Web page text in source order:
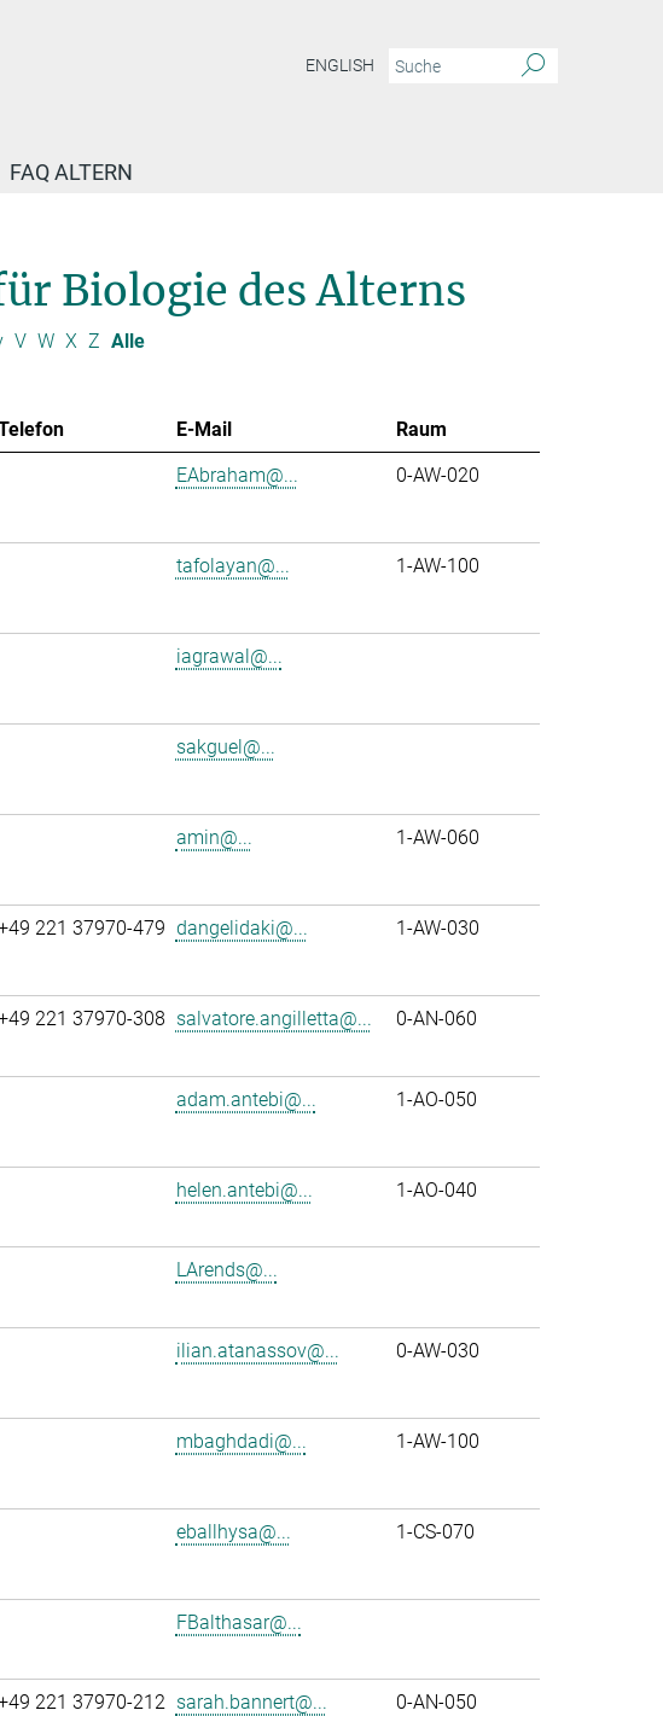
ENGLISH
FAQ ALTERN
Biologie des Alterns
V W X Z Alle
E-Mail
Raum
EAbraham@... 0-AW-020
tafolayan@... 1-AW-100
iagrawal@...
sakguel@...
amin@... 1-AW-060
221 37970-479 dangelidaki@... 1-AW-030
221 37970-308 salvatore.angilletta@... 0-AN-060
adam.antebi@... 1-AO-050
helen.antebi@... 1-AO-040
LArends@...
ilian.atanassov@... 0-AW-030
mbaghdadi@... 1-AW-100
eballhysa@... 1-CS-070
FBalthasar@...
221 37970-212 sarah.bannert@... 0-AN-050